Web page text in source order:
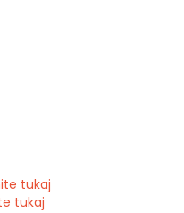
tukaj
tukaj